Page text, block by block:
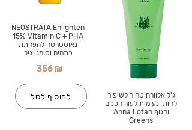
NEOSTRATA Enlighten
15% Vitamin C + PHA
נאוסטרטה להפחתת
כתמים וסימני גיל
356 ₪
להוסיף לסל
ג'ל אלוורה טהור לשיפור
לחות ונעימות לעור הפנים
והגוף Anna Lotan
Greens